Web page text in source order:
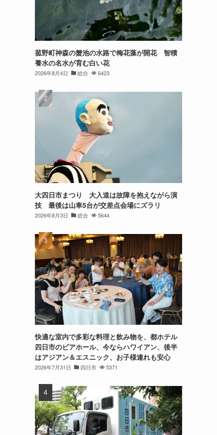
菰野町神森の蟹池の水路で梅花藻が開花 智積
養水の名水が育む白い花
2026年8月4日 総合 6423
大四日市まつり 大入道は故障を抱えながら演
技 最後は山車5台が交差点会場にズラリ
2026年8月3日 総合 5644
快適な室内で多彩な料理と飲み物を、都ホテル
四日市のビアホール、今ならハワイアン、後半
はアジアン＆エスニック、お子様連れも安心
2026年7月31日 四日市 5371